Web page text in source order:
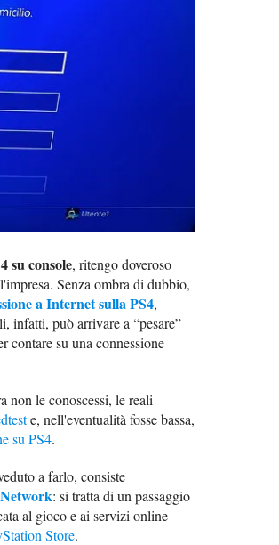
su console, ritengo doveroso
Senza ombra di dubbio,
a Internet sulla PS4,
infatti, può arrivare a “pesare”
contare su una connessione
non le conoscessi, le reali
e, nell'eventualità fosse bassa,
su PS4.
a farlo, consiste
: si tratta di un passaggio
al gioco e ai servizi online
Store.